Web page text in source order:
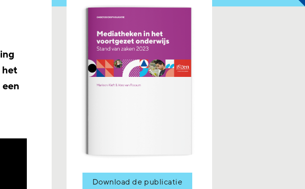
Download de publicatie
het